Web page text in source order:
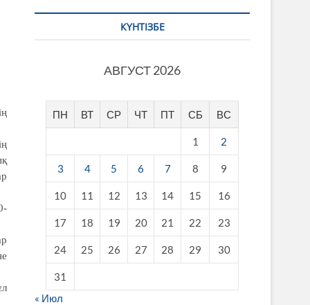
КҮНТІЗБЕ
АВГУСТ 2026
ПН ВТ СР ЧТ ПТ СБ ВС
1 2
3 4 5 6 7 8 9
10 11 12 13 14 15 16
17 18 19 20 21 22 23
24 25 26 27 28 29 30
31
« Июл